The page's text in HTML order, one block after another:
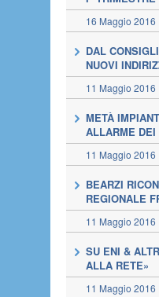
16 Maggio 2016
DAL
NUOVI
11 Maggio 2016
METÀ
ALLARME DEI
11 Maggio 2016
BEARZI
REGIONALE
11 Maggio 2016
SU ENI &
ALLA RETE»
11 Maggio 2016